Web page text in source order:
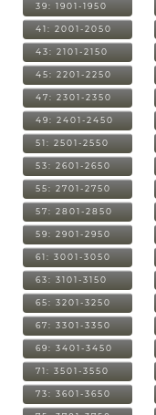
39: 1901-1950
41: 2001-2050
43: 2101-2150
45: 2201-2250
47: 2301-2350
49: 2401-2450
51: 2501-2550
53: 2601-2650
55: 2701-2750
57: 2801-2850
59: 2901-2950
61: 3001-3050
63: 3101-3150
65: 3201-3250
67: 3301-3350
69: 3401-3450
71: 3501-3550
73: 3601-3650